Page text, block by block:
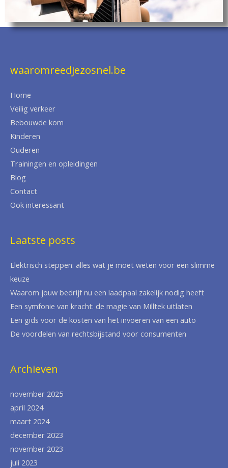
waaromreedjezosnel.be
Home
Veilig verkeer
Bebouwde kom
Kinderen
Ouderen
Trainingen en opleidingen
Blog
Contact
Ook interessant
Laatste posts
Elektrisch steppen: alles wat je moet weten voor een slimme
keuze
Waarom jouw bedrijf nu een laadpaal zakelijk nodig heeft
Een symfonie van kracht: de magie van Milltek uitlaten
Een gids voor de kosten van het invoeren van een auto
De voordelen van rechtsbijstand voor consumenten
Archieven
november 2025
april 2024
maart 2024
december 2023
november 2023
juli 2023